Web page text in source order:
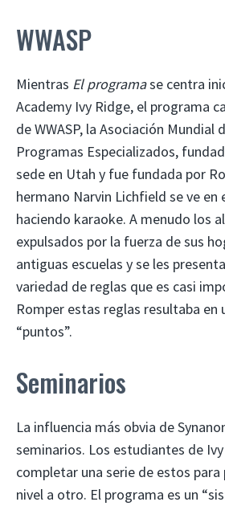
WWASP
Mientras El programase centra
Academy Ivy Ridge, el programa
de WWASP, la Asociación Mundial
Programas Especializados,
sede en Utah y fue fundada por
hermano Narvin Lichfield se ve en
haciendo karaoke. A menudo los
expulsados ​​por la fuerza de sus
antiguas escuelas y se les
variedad de reglas que es casi
Romper estas reglas resultaba en
“puntos”.
Seminarios
La influencia más obvia de
seminarios. Los estudiantes de
completar una serie de estos para
nivel a otro. El programa es un